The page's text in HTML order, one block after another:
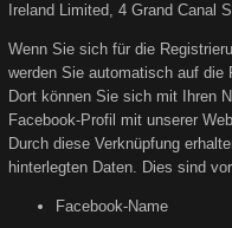
Ireland Limited, 4 Grand Canal
Wenn Sie sich für die
werden Sie automatisch auf die
Dort können Sie sich mit Ihren
Facebook-Profil mit unserer
Durch diese Verknüpfung
hinterlegten Daten. Dies sind
Facebook-Name